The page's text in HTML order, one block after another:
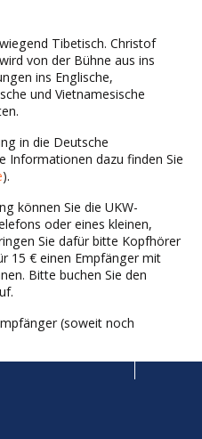
Tibetisch. Christof
von der Bühne aus ins
ins Englische,
und Vietnamesische
in die Deutsche
Informationen dazu finden Sie
).
können Sie die UKW-
oder eines kleinen,
Sie dafür bitte Kopfhörer
15 € einen Empfänger mit
Bitte buchen Sie den
(soweit noch